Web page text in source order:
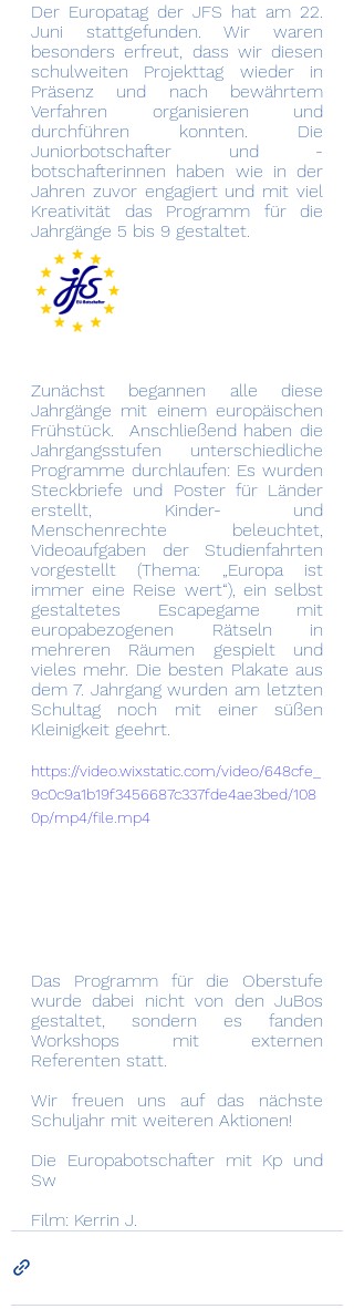
Der Europatag der JFS hat am 22.
Juni stattgefunden. Wir waren
besonders erfreut, dass wir diesen
schulweiten Projekttag wieder in
Präsenz und nach bewährtem
Verfahren organisieren und
durchführen konnten. Die
Juniorbotschafter und -
botschafterinnen haben wie in der
Jahren zuvor engagiert und mit viel
Kreativität das Programm für die
Jahrgänge 5 bis 9 gestaltet.
Zunächst begannen alle diese
Jahrgänge mit einem europäischen
Frühstück.  Anschließend haben die
Jahrgangsstufen unterschiedliche
Programme durchlaufen: Es wurden
Steckbriefe und Poster für Länder
erstellt, Kinder- und
Menschenrechte beleuchtet,
Videoaufgaben der Studienfahrten
vorgestellt (Thema: „Europa ist
immer eine Reise wert“), ein selbst
gestaltetes Escapegame mit
europabezogenen Rätseln in
mehreren Räumen gespielt und
vieles mehr. Die besten Plakate aus
dem 7. Jahrgang wurden am letzten
Schultag noch mit einer süßen
Kleinigkeit geehrt.
https://video.wixstatic.com/video/648cfe_
9c0c9a1b19f3456687c337fde4ae3bed/108
0p/mp4/file.mp4
Das Programm für die Oberstufe
wurde dabei nicht von den JuBos
gestaltet, sondern es fanden
Workshops mit externen
Referenten statt.
Wir freuen uns auf das nächste
Schuljahr mit weiteren Aktionen!
Die Europabotschafter mit Kp und
Sw
Film: Kerrin J.